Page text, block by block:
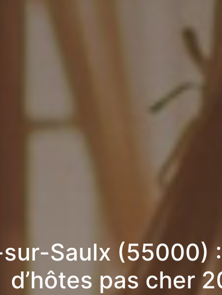
Saulx (55000)
d’hôtes pas cher